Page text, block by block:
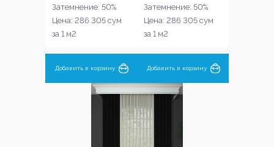
Затемнение: 50%
Цена: 286 305 сум
за 1 м2
Добавить в корзину
Затемнение: 50%
Цена: 286 305 сум
за 1 м2
Добавить в корзину